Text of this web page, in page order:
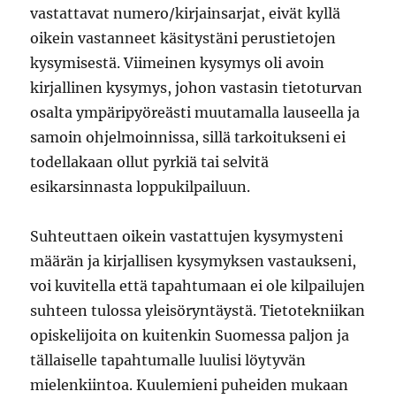
vastattavat numero/kirjainsarjat, eivät kyllä
oikein vastanneet käsitystäni perustietojen
kysymisestä. Viimeinen kysymys oli avoin
kirjallinen kysymys, johon vastasin tietoturvan
osalta ympäripyöreästi muutamalla lauseella ja
samoin ohjelmoinnissa, sillä tarkoitukseni ei
todellakaan ollut pyrkiä tai selvitä
esikarsinnasta loppukilpailuun.
Suhteuttaen oikein vastattujen kysymysteni
määrän ja kirjallisen kysymyksen vastaukseni,
voi kuvitella että tapahtumaan ei ole kilpailujen
suhteen tulossa yleisöryntäystä. Tietotekniikan
opiskelijoita on kuitenkin Suomessa paljon ja
tällaiselle tapahtumalle luulisi löytyvän
mielenkiintoa. Kuulemieni puheiden mukaan